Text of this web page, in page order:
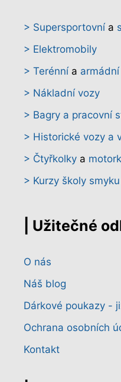
> Supersportovnía
> Elektromobily
> Terénnía
> Nákladní vozy
> Bagry a pracovní
> Historické vozy a
> Čtyřkolky a
> Kurzy školy smyku
| Užitečné
O nás
Náš blog
Dárkové poukazy -
Ochrana osobních
Kontakt